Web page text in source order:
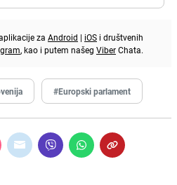
za Android | iOS i društvenih
, kao i putem našeg ViberChata.
#Europski parlament